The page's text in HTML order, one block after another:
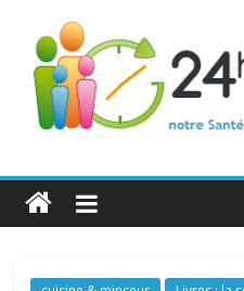
24h
Santé
La